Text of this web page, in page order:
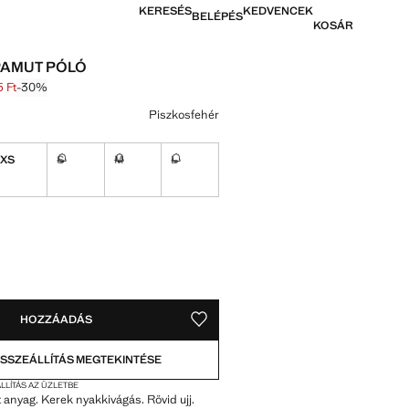
KERESÉSBELÉPÉSKEDVENCEK
KOSÁR
PÓLÓ
[6595 Ft ]
Ft ]
Ft-30%
Piszkosfehér
Kell!
XS S M L
HOZZÁADÁS MENTÉS A KÍVÁNSÁGLISTÁRA
MEGTEKINTÉSE
AZ ÜZLETBE
Kerek nyakkivágás. Rövid ujj.